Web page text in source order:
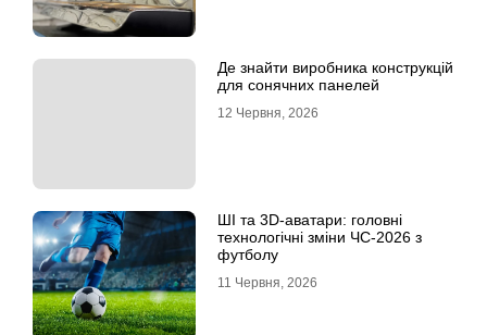
Де знайти виробника конструкцій
для сонячних панелей
12 Червня, 2026
ШІ та 3D-аватари: головні
технологічні зміни ЧС-2026 з
футболу
11 Червня, 2026